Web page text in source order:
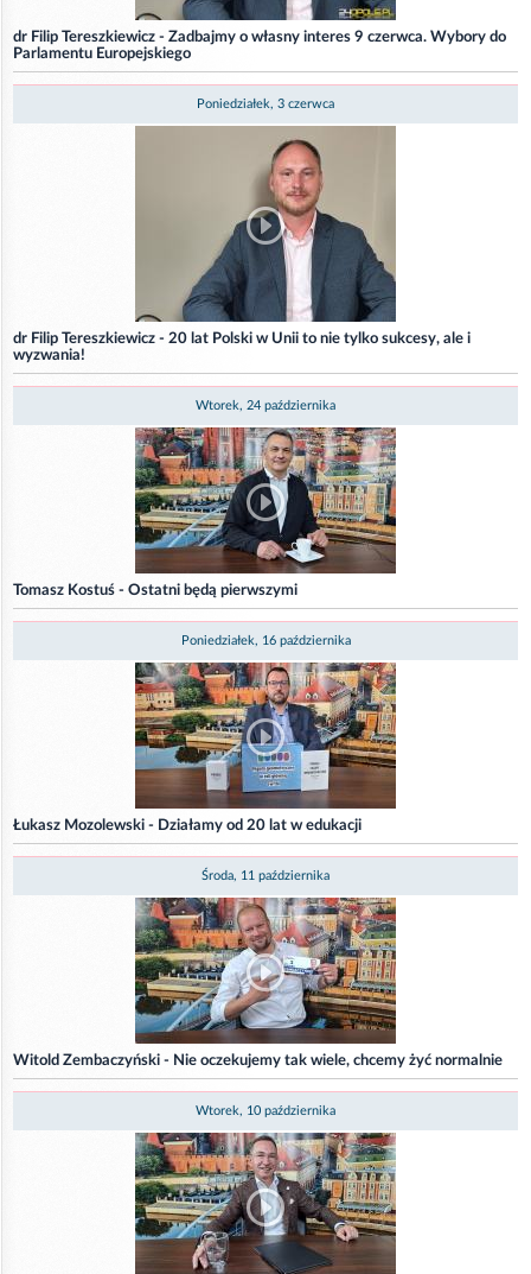
dr Filip Tereszkiewicz - Zadbajmy o własny interes 9 czerwca. Wybory do
Parlamentu Europejskiego
Poniedziałek, 3 czerwca
dr Filip Tereszkiewicz - 20 lat Polski w Unii to nie tylko sukcesy, ale i
wyzwania!
Wtorek, 24 października
Tomasz Kostuś - Ostatni będą pierwszymi
Poniedziałek, 16 października
Łukasz Mozolewski - Działamy od 20 lat w edukacji
Środa, 11 października
Witold Zembaczyński - Nie oczekujemy tak wiele, chcemy żyć normalnie
Wtorek, 10 października